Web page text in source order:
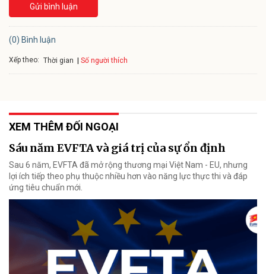
Gửi bình luận
(0) Bình luận
Xếp theo: Thời gian Số người thích
XEM THÊM ĐỐI NGOẠI
Sáu năm EVFTA và giá trị của sự ổn định
Sau 6 năm, EVFTA đã mở rộng thương mại Việt Nam - EU, nhưng
lợi ích tiếp theo phụ thuộc nhiều hơn vào năng lực thực thi và đáp
ứng tiêu chuẩn mới.